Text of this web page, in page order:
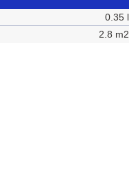
0.35 l
2.8 m2